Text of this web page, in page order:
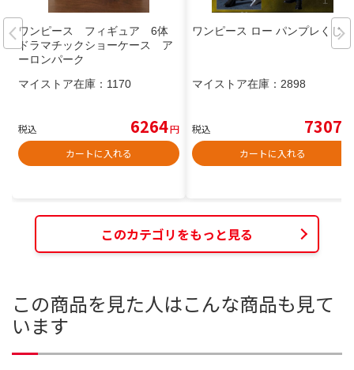
ワンピース フィギュア 6体
ドラマチックショーケース ア
ーロンパーク
マイストア在庫： 1170
税込 6264円
カートに入れる
ワンピース ロー パンプレくじ
マイストア在庫： 2898
税込 7307
カートに入れる
このカテゴリをもっと見る
この商品を見た人はこんな商品も見て
います